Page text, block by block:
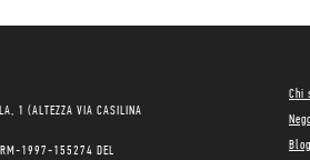
1 (ALTEZZA VIA CASILINA
1997-155274 DEL
Chi